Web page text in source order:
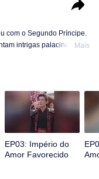
com o Segundo Príncipe.
intrigas palacinas eMais
EP03: Império do
Amor Favorecido